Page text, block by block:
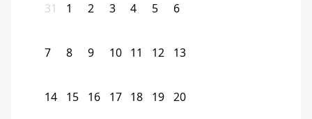
31 1 2 3 4 5 6
7 8 9 10 11 12 13
14 15 16 17 18 19 20